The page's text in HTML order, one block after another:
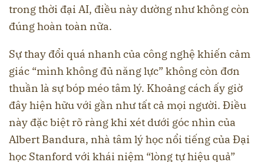
trong thời đại AI, điều này dường như không còn
đúng hoàn toàn nữa.
Sự thay đổi quá nhanh của công nghệ khiến cảm
giác “mình không đủ năng lực” không còn đơn
thuần là sự bóp méo tâm lý. Khoảng cách ấy giờ
đây hiện hữu với gần như tất cả mọi người. Điều
này đặc biệt rõ ràng khi xét dưới góc nhìn của
Albert Bandura, nhà tâm lý học nổi tiếng của Đại
học Stanford với khái niệm “lòng tự hiệu quả”